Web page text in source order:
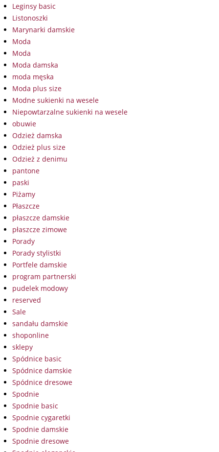
Leginsy basic
Listonoszki
Marynarki damskie
Moda
Moda
Moda damska
moda męska
Moda plus size
Modne sukienki na wesele
Niepowtarzalne sukienki na wesele
obuwie
Odzież damska
Odzież plus size
Odzież z denimu
pantone
paski
Piżamy
Płaszcze
płaszcze damskie
płaszcze zimowe
Porady
Porady stylistki
Portfele damskie
program partnerski
pudelek modowy
reserved
Sale
sandału damskie
shoponline
sklepy
Spódnice basic
Spódnice damskie
Spódnice dresowe
Spodnie
Spodnie basic
Spodnie cygaretki
Spodnie damskie
Spodnie dresowe